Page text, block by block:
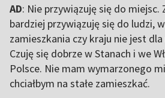
AD: Nie przywiązuję się do miejsc.
bardziej przywiązuję się do ludzi,
zamieszkania czy kraju nie jest
Czuję się dobrze w Stanach i we
Polsce. Nie mam wymarzonego
chciałbym na stałe zamieszkać.